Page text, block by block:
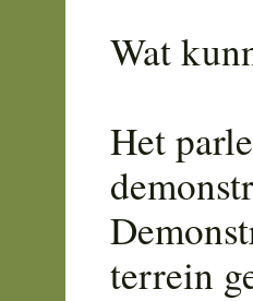
Wat
Het
terrein